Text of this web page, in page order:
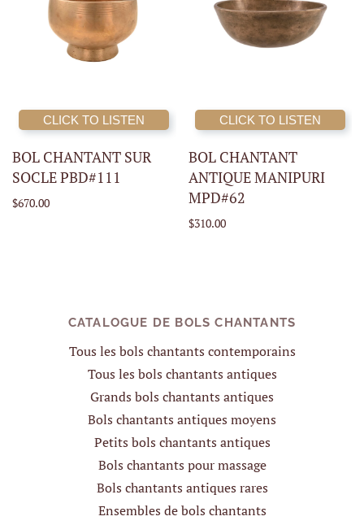
CLICK TO LISTEN
BOL CHANTANT SUR
SOCLE PBD#111
$670.00
CLICK TO LISTEN
BOL CHANTANT
ANTIQUE MANIPURI
MPD#62
$310.00
CATALOGUE DE BOLS CHANTANTS
Tous les bols chantants contemporains
Tous les bols chantants antiques
Grands bols chantants antiques
Bols chantants antiques moyens
Petits bols chantants antiques
Bols chantants pour massage
Bols chantants antiques rares
Ensembles de bols chantants